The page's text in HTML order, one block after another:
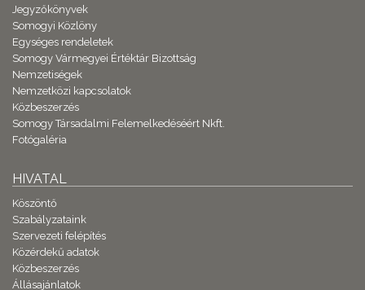
Jegyzőkönyvek
Somogyi Közlöny
Egységes rendeletek
Somogy Vármegyei Értéktár Bizottság
Nemzetiségek
Nemzetközi kapcsolatok
Közbeszerzés
Somogy Társadalmi Felemelkedéséért Nkft.
Fotógaléria
HIVATAL
Köszöntő
Szabályzataink
Szervezeti felépítés
Közérdekű adatok
Közbeszerzés
Állásajánlatok